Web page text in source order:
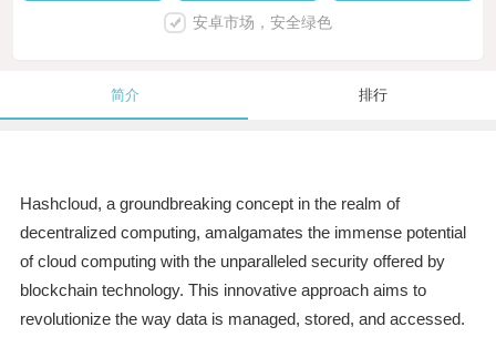
安卓市场，安全绿色
简介 排行
Hashcloud, a groundbreaking concept in the realm of
decentralized computing, amalgamates the immense potential
of cloud computing with the unparalleled security offered by
blockchain technology. This innovative approach aims to
revolutionize the way data is managed, stored, and accessed.